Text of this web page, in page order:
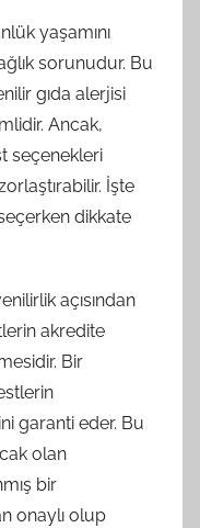
yaşamını
sorunudur. Bu
gıda alerjisi
Ancak,
seçenekleri
İşte
dikkate
açısından
akredite
Bir
garanti eder. Bu
olan
bir
onaylı olup